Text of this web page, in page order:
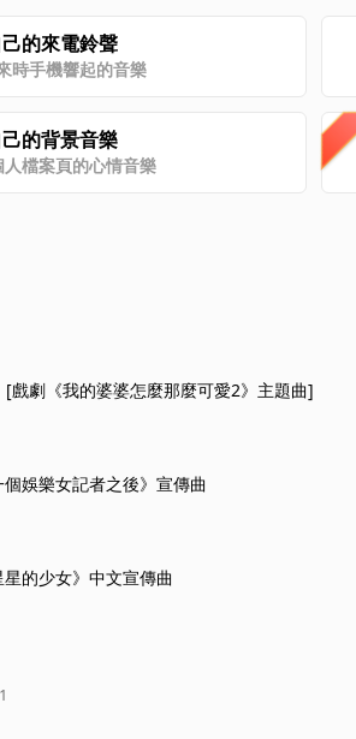
的來電鈴聲
時手機響起的音樂
的背景音樂
檔案頁的心情音樂
戲劇《我的婆婆怎麼那麼可愛2》主題曲]
娛樂女記者之後》宣傳曲
的少女》中文宣傳曲